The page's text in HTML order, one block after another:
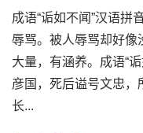
成语“诟如不闻”汉语拼
辱骂。被人辱骂却好像
大量，有涵养。成语“
彦国，死后谥号文忠
长...